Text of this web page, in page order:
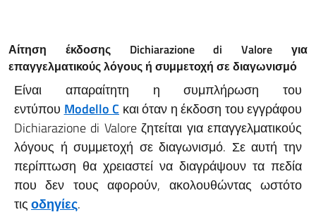
Αίτηση έκδοσης Dichiarazione di Valore
για
επαγγελματικούς λόγους ή συμμετοχή σε διαγωνισμό
Είναι απαραίτητη η συμπλήρωση του
εντύπου Modello C και όταν η έκδοση του εγγράφου
Dichiarazione di Valore ζητείται για επαγγελματικούς
λόγους ή συμμετοχή σε διαγωνισμό. Σε αυτή την
περίπτωση θα χρειαστεί να διαγράψουν τα πεδία
που δεν τους αφορούν, ακολουθώντας ωστότο
τιςοδηγίες.